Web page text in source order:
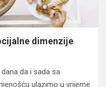
dimenzije
da i sada sa
ulazimo u vrijeme